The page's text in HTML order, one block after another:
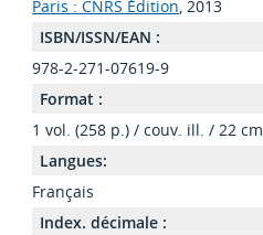
Paris : CNRS Édition, 2013
ISBN/ISSN/EAN :
978-2-271-07619-9
Format :
1 vol. (258 p.) / couv. ill. / 22 cm
Langues:
Français
Index. décimale :